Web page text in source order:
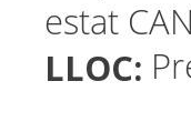
estat
LLOC: